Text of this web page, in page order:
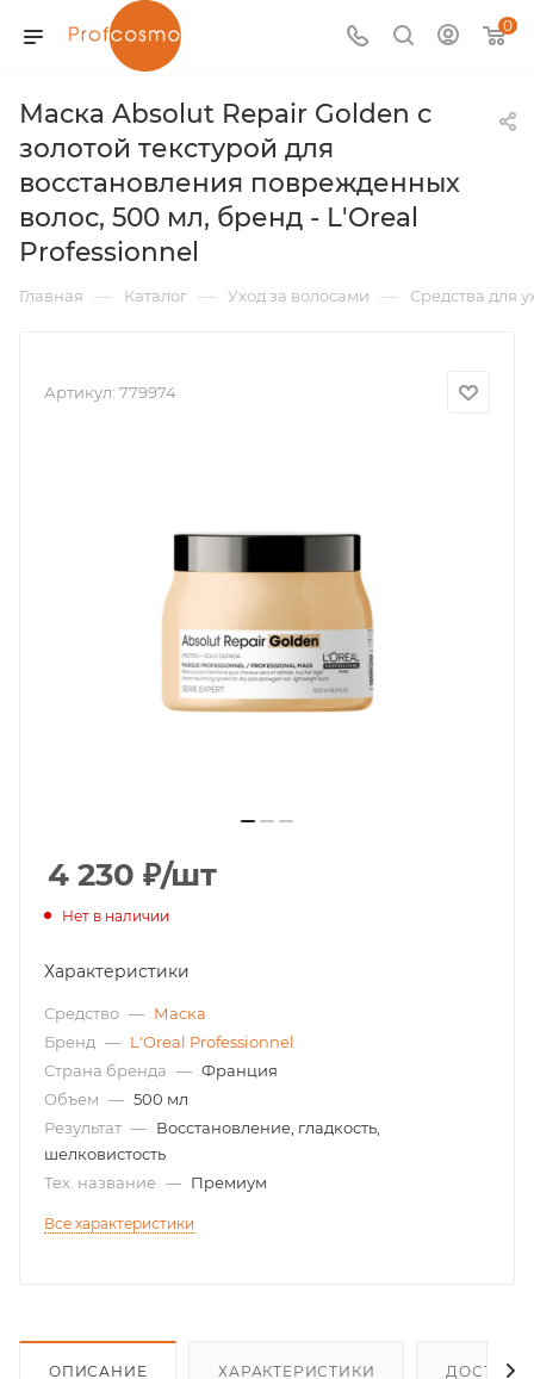
0
Маска Absolut Repair Golden с
золотой текстурой для
восстановления поврежденных
волос, 500 мл, бренд - L'Oreal
Professionnel
Главная — Каталог — Уход за волосами — Средства для
Артикул: 779974
4 230 ₽/шт
Нет в наличии
Характеристики
Средство — Маска
Бренд — L'Oreal Professionnel
Страна бренда — Франция
Объем — 500 мл
Результат — Восстановление, гладкость,
шелковистость
Тех. название — Премиум
Все характеристики
ОПИСАНИЕ ХАРАКТЕРИСТИКИ